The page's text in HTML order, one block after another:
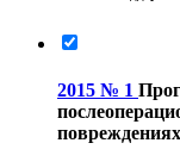
2015 № 1